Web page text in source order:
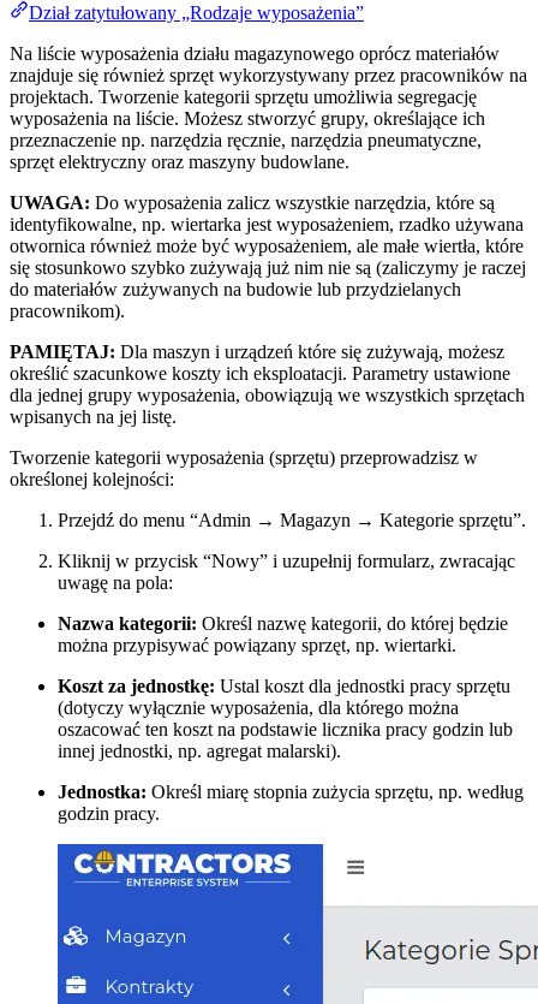
Dział zatytułowany „Rodzaje wyposażenia”
Na liście wyposażenia działu magazynowego oprócz materiałów
znajduje się również sprzęt wykorzystywany przez pracowników na
projektach. Tworzenie kategorii sprzętu umożliwia segregację
wyposażenia na liście. Możesz stworzyć grupy, określające ich
przeznaczenie np. narzędzia ręcznie, narzędzia pneumatyczne,
sprzęt elektryczny oraz maszyny budowlane.
UWAGA: Do wyposażenia zalicz wszystkie narzędzia, które są
identyfikowalne, np. wiertarka jest wyposażeniem, rzadko używana
otwornica również może być wyposażeniem, ale małe wiertła, które
się stosunkowo szybko zużywają już nim nie są (zaliczymy je raczej
do materiałów zużywanych na budowie lub przydzielanych
pracownikom).
PAMIĘTAJ: Dla maszyn i urządzeń które się zużywają, możesz
określić szacunkowe koszty ich eksploatacji. Parametry ustawione
dla jednej grupy wyposażenia, obowiązują we wszystkich sprzętach
wpisanych na jej listę.
Tworzenie kategorii wyposażenia (sprzętu) przeprowadzisz w
określonej kolejności:
Przejdź do menu “Admin → Magazyn → Kategorie sprzętu”.
Kliknij w przycisk “Nowy” i uzupełnij formularz, zwracając
uwagę na pola:
Nazwa kategorii: Określ nazwę kategorii, do której będzie
można przypisywać powiązany sprzęt, np. wiertarki.
Koszt za jednostkę: Ustal koszt dla jednostki pracy sprzętu
(dotyczy wyłącznie wyposażenia, dla którego można
oszacować ten koszt na podstawie licznika pracy godzin lub
innej jednostki, np. agregat malarski).
Jednostka: Określ miarę stopnia zużycia sprzętu, np. według
godzin pracy.